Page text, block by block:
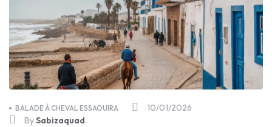
10/01/2026
BALADE À CHEVAL ESSAOUIRA
BySabizaquad